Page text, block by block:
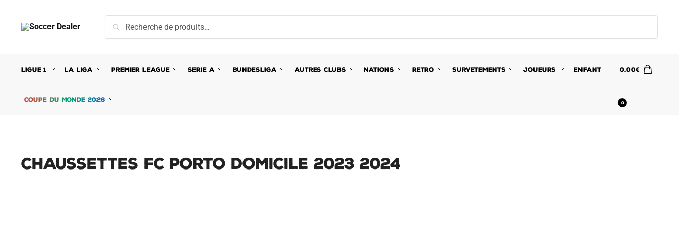
navigation
content
pour :
Recherche
LIGUE 1 LA LIGA PREMIER LEAGUE SERIE A BUNDESLIGA AUTRES CLUBS NATIONS RETRO SURVETEMENTS JOUEURS ENFANT
COUPE DU MONDE 2026
0.00€
0
CHAUSSETTES FC PORTO DOMICILE 2023 2024